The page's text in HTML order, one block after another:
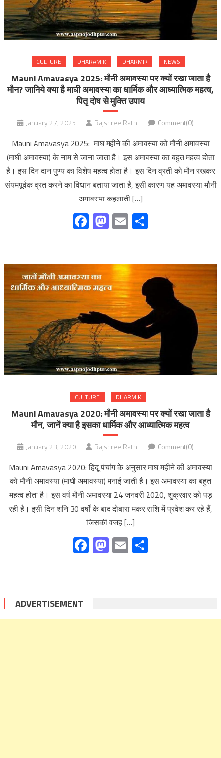
CULTURE DHARAMIK DHARMIK NEWS
Mauni Amavasya 2025: मौनी अमावस्या पर क्यों रखा जाता है
मौन? जानिये क्या है माघी अमावस्या का धार्मिक और आध्यात्मिक महत्व,
पितृ दोष से मुक्ति उपाय
January 27, 2025 Rajshree Rathi Comment(0)
Mauni Amavasya 2025: माघ महीने की अमावस्या को मौनी अमावस्या
(माघी अमावस्या) के नाम से जाना जाता है। इस अमावस्या का बहुत महत्व होता
है। इस दिन दान पुण्य का विशेष महत्व होता है। इस दिन व्रती को मौन रखकर
संयमपूर्वक व्रत करने का विधान बताया जाता है, इसी कारण यह अमावस्या मौनी
अमावस्या कहलाती […]
Facebook
Mastodon
Email
CULTURE DHARMIK
Mauni Amavasya 2020: मौनी अमावस्या पर क्यों रखा जाता है
मौन, जानें क्या है इसका धार्मिक और आध्यात्मिक महत्व
January 23, 2020 Rajshree Rathi Comment(0)
Mauni Amavasya 2020: हिंदू पंचांग के अनुसार माघ महीने की अमावस्या
को मौनी अमावस्या (माघी अमावस्या) मनाई जाती है। इस अमावस्या का बहुत
महत्व होता है। इस वर्ष मौनी अमावस्या 24 जनवरी 2020, शुक्रवार को पड़
रही है। इसी दिन शनि 30 वर्षों के बाद दोबारा मकर राशि में प्रवेश कर रहे हैं,
जिसकी वजह […]
Facebook
Mastodon
Email
ADVERTISEMENT